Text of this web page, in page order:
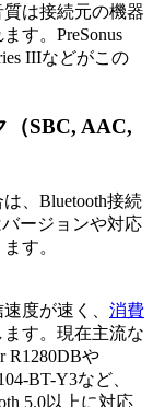
は接続元の機器
す。PreSonus
IIIなどがこの
（SBC, AAC,
、Bluetooth接続
ージョンや対応
す。
度が速く、 消費
す。現在主流な
R1280DBや
BT-Y3など、
5.0以上に対応